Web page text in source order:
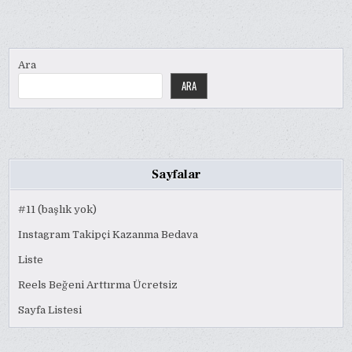
Ara
ARA
Sayfalar
#11 (başlık yok)
Instagram Takipçi Kazanma Bedava
Liste
Reels Beğeni Arttırma Ücretsiz
Sayfa Listesi